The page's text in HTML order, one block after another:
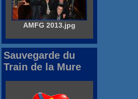
AMFG 2013.jpg
Sauvegarde du
Train de la Mure